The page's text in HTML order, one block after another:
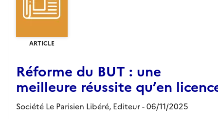
ARTICLE
Réforme du BUT : une
meilleure réussite qu’en
Société Le Parisien Libéré, Editeur- 06/11/2025